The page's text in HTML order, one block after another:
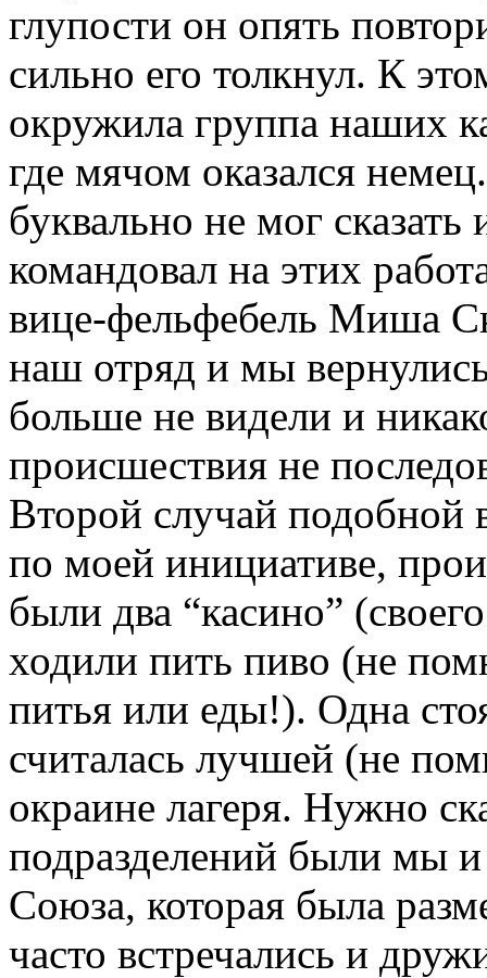
глупости он опять
сильно его толкнул. К
окружила группа наших
где мячом оказался
буквально не мог
командовал на этих
вице-фельфебель Миша
наш отряд и мы
больше не видели и
происшествия не
Второй случай подобной
по моей инициативе,
были два “касино”
ходили пить пиво (не
питья или еды!). Одна
считалась лучшей (не
окраине лагеря. Нужно
подразделений были мы
Союза, которая была
часто встречались и